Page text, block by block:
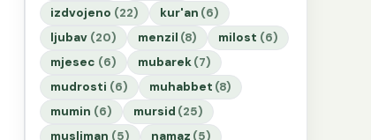
izdvojeno (22) kur'an (6)
ljubav (20) menzil (8) milost (6)
mjesec (6) mubarek (7)
mudrosti (6) muhabbet (8)
mumin (6) mursid (25)
musliman (5) namaz (5)